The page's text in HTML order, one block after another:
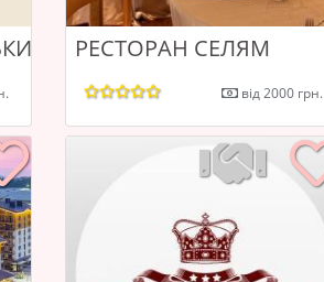
ДВІР"
РЕСТОРАН СЕЛЯМ
від 2000 грн.